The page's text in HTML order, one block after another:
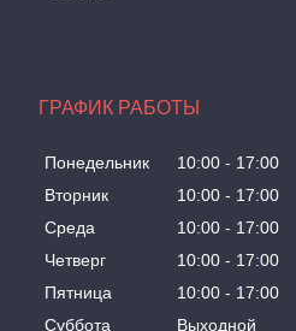
ГРАФИК РАБОТЫ
Понедельник 10:00
17:00
Вторник
10:00
17:00
Среда
10:00
17:00
Четверг
10:00
17:00
Пятница
10:00
17:00
Суббота
Выходной